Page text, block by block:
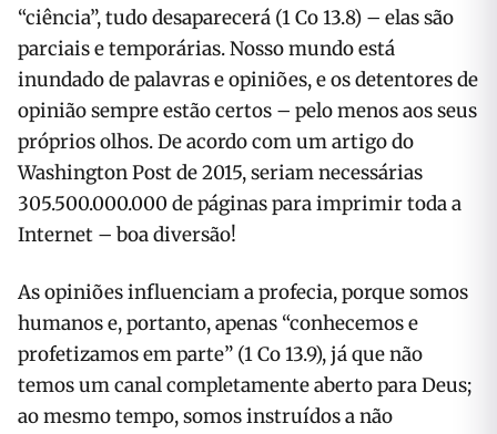
“ciência”, tudo desaparecerá (1 Co 13.8) – elas são
parciais e temporárias. Nosso mundo está
inundado de palavras e opiniões, e os detentores de
opinião sempre estão certos – pelo menos aos seus
próprios olhos. De acordo com um artigo do
Washington Post de 2015, seriam necessárias
305.500.000.000 de páginas para imprimir toda a
Internet – boa diversão!
As opiniões influenciam a profecia, porque somos
humanos e, portanto, apenas “conhecemos e
profetizamos em parte” (1 Co 13.9), já que não
temos um canal completamente aberto para Deus;
ao mesmo tempo, somos instruídos a não